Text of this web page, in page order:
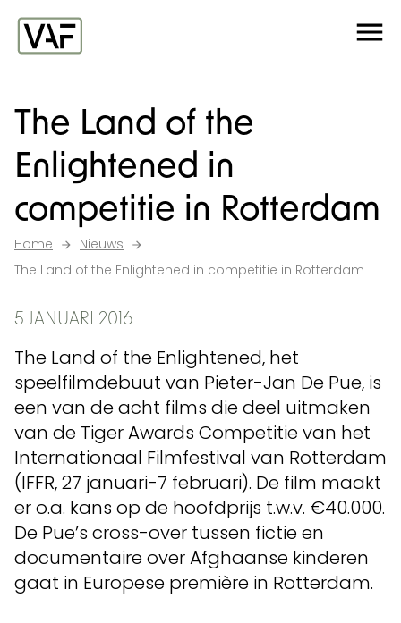
Ga verder naar de inhoud
The Land of the
Enlightened in
competitie in Rotterdam
Home
Nieuws
The Land of the Enlightened in competitie in Rotterdam
5 JANUARI 2016
The Land of the Enlightened, het
speelfilmdebuut van Pieter-Jan De Pue, is
een van de acht films die deel uitmaken
van de Tiger Awards Competitie van het
Internationaal Filmfestival van Rotterdam
(IFFR, 27 januari-7 februari). De film maakt
er o.a. kans op de hoofdprijs t.w.v. €40.000.
De Pue’s cross-over tussen fictie en
documentaire over Afghaanse kinderen
gaat in Europese première in Rotterdam.